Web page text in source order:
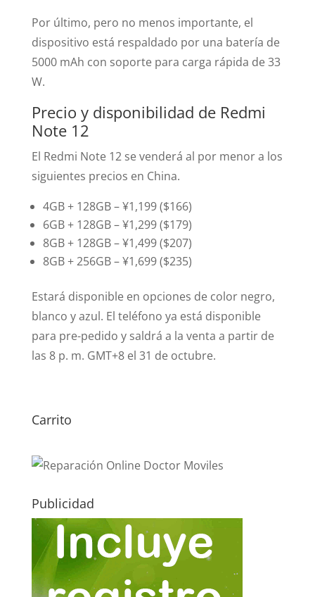
Por último, pero no menos importante, el
dispositivo está respaldado por una batería de
5000 mAh con soporte para carga rápida de 33
W.
Precio y disponibilidad de Redmi
Note 12
El Redmi Note 12 se venderá al por menor a los
siguientes precios en China.
4GB + 128GB – ¥1,199 ($166)
6GB + 128GB – ¥1,299 ($179)
8GB + 128GB – ¥1,499 ($207)
8GB + 256GB – ¥1,699 ($235)
Estará disponible en opciones de color negro,
blanco y azul. El teléfono ya está disponible
para pre-pedido y saldrá a la venta a partir de
las 8 p. m. GMT+8 el 31 de octubre.
Carrito
Publicidad